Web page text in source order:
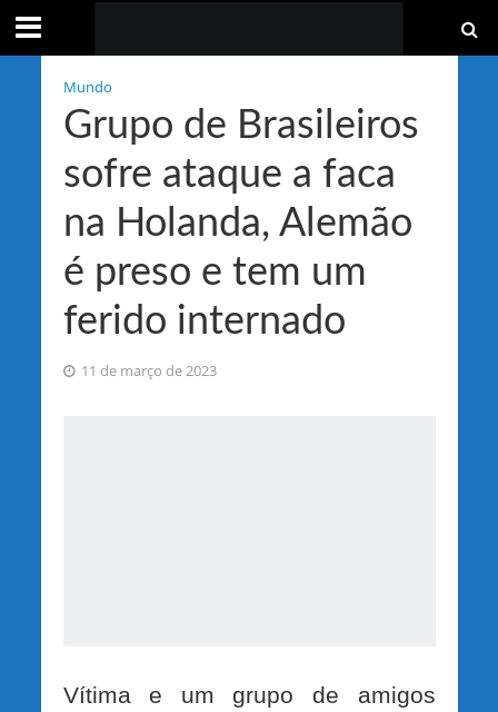
Mundo
Grupo de Brasileiros
sofre ataque a faca
na Holanda, Alemão
é preso e tem um
ferido internado
11 de março de 2023
Vítima e um grupo de amigos